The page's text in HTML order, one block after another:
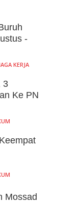
-
KERJA
3
Ke PN
Mossad